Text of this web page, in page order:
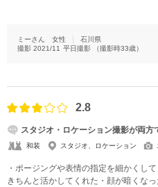
った撮影の時を思い出すことができま
ミーさん 女性
石川県
撮影 2021/11 平日撮影 （撮影時33歳）
2.8
スタジオ・ロケーション撮影が両方
和装 スタジオ、ロケーション
・ポージングや表情の指定を細かくし
きちんと活かしてくれた・顔が暗くな